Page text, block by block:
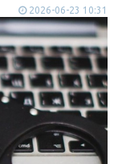
2026-06-23 10:31